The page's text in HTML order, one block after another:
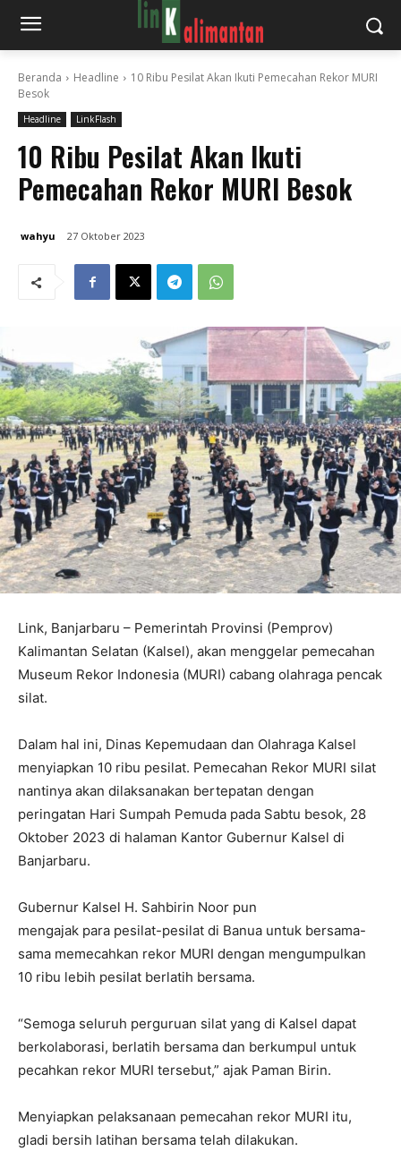
Beranda Headline
10 Ribu Pesilat Akan Ikuti Pemecahan Rekor MURI
Besok
Headline LinkFlash
10 Ribu Pesilat Akan Ikuti
Pemecahan Rekor MURI Besok
wahyu 27 Oktober 2023
Link, Banjarbaru – Pemerintah Provinsi (Pemprov)
Kalimantan Selatan (Kalsel), akan menggelar pemecahan
Museum Rekor Indonesia (MURI) cabang olahraga pencak
silat.
Dalam hal ini, Dinas Kepemudaan dan Olahraga Kalsel
menyiapkan 10 ribu pesilat. Pemecahan Rekor MURI silat
nantinya akan dilaksanakan bertepatan dengan
peringatan Hari Sumpah Pemuda pada Sabtu besok, 28
Oktober 2023 di halaman Kantor Gubernur Kalsel di
Banjarbaru.
Gubernur Kalsel H. Sahbirin Noor pun
mengajak para pesilat-pesilat di Banua untuk bersama-
sama memecahkan rekor MURI dengan mengumpulkan
10 ribu lebih pesilat berlatih bersama.
“Semoga seluruh perguruan silat yang di Kalsel dapat
berkolaborasi, berlatih bersama dan berkumpul untuk
pecahkan rekor MURI tersebut,” ajak Paman Birin.
Menyiapkan pelaksanaan pemecahan rekor MURI itu,
gladi bersih latihan bersama telah dilakukan.